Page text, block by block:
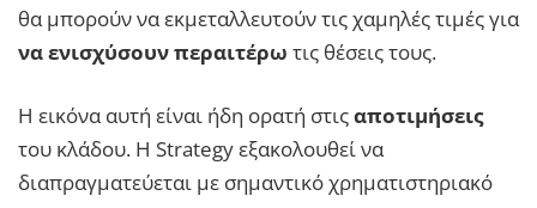
θα μπορούν να εκμεταλλευτούν τις χαμηλές τιμές για
να ενισχύσουν περαιτέρω τις θέσεις τους.
Η εικόνα αυτή είναι ήδη ορατή στιςαποτιμήσεις
του κλάδου. Η Strategy εξακολουθεί να
διαπραγματεύεται με σημαντικό χρηματιστηριακό